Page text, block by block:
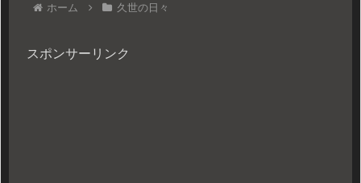
ホーム 久世の日々
スポンサーリンク